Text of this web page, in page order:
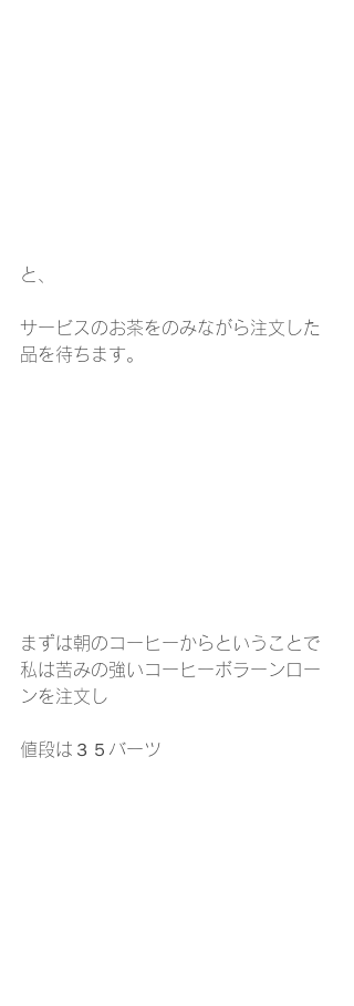
と、
サービスのお茶をのみながら注文した
品を待ちます。
まずは朝のコーヒーからということで
私は苦みの強いコーヒーボラーンロー
ンを注文し
値段は３５バーツ